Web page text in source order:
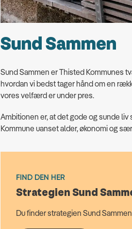
Sund Sammen
Sund Sammen er Thisted Kommunes
hvordan vi bedst tager hånd om en
vores velfærd er under pres.
Ambitionen er, at det gode og sunde
Kommune uanset alder, økonomi og
FIND DEN HER
Strategien Sund
Du finder strategien Sund